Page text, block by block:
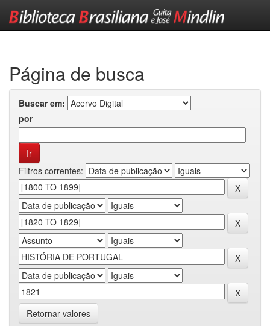
Página de busca
Buscar em:
por
Filtros correntes:
Retornar valores